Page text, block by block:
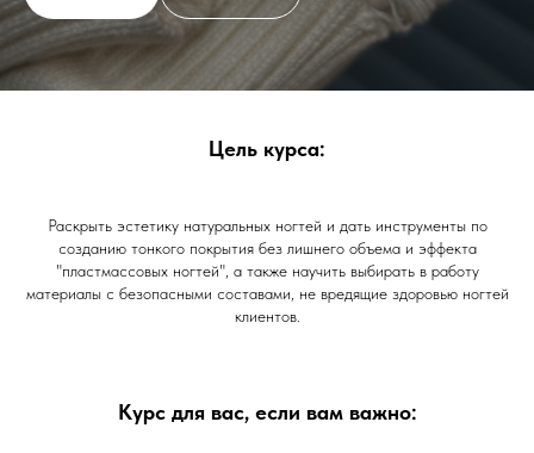
Цель курса:
Раскрыть эстетику натуральных ногтей и дать инструменты по
созданию тонкого покрытия без лишнего объема и эффекта
"пластмассовых ногтей", а также научить выбирать в работу
материалы с безопасными составами, не вредящие здоровью ногтей
клиентов.
Курс для вас, если вам важно: